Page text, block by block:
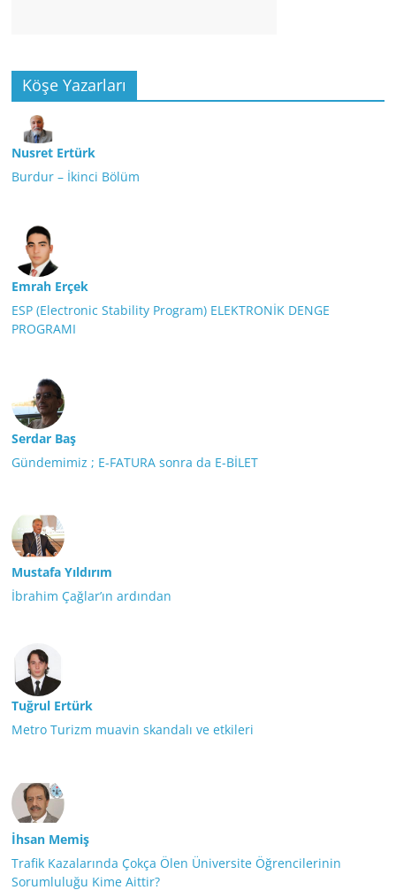
Köşe Yazarları
Nusret Ertürk
Burdur – İkinci Bölüm
Emrah Erçek
ESP (Electronic Stability Program) ELEKTRONİK DENGE
PROGRAMI
Serdar Baş
Gündemimiz ; E-FATURA sonra da E-BİLET
Mustafa Yıldırım
İbrahim Çağlar’ın ardından
Tuğrul Ertürk
Metro Turizm muavin skandalı ve etkileri
İhsan Memiş
Trafik Kazalarında Çokça Ölen Üniversite Öğrencilerinin
Sorumluluğu Kime Aittir?